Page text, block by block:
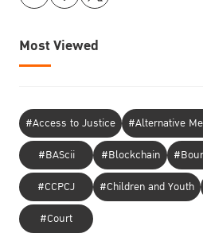
Most Viewed
#Access to Justice #Alternative
#BAScii
#Blockchain
#CCPCJ
#Children and Youth
#Court